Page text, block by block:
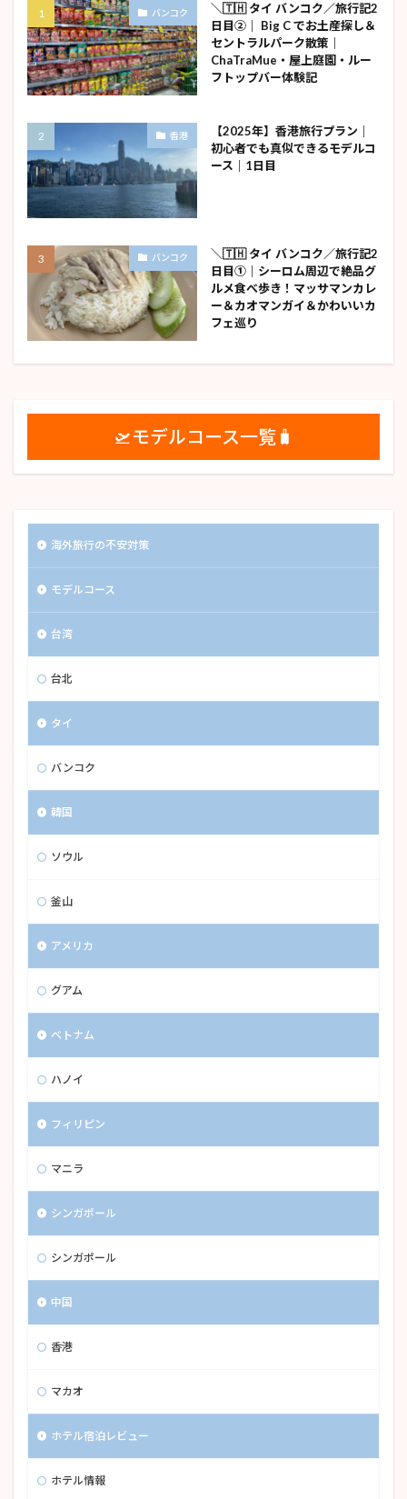
バンコク
＼🇹🇭 タイ バンコク／旅行記2
日目②｜ Big C でお土産探し＆
セントラルパーク散策｜
ChaTraMue・屋上庭園・ルー
フトップバー体験記
香港
【2025年】香港旅行プラン｜
初心者でも真似できるモデルコ
ース｜1日目
バンコク
＼🇹🇭 タイ バンコク／旅行記2
日目①｜シーロム周辺で絶品グ
ルメ食べ歩き！マッサマンカレ
ー＆カオマンガイ＆かわいいカ
フェ巡り
🛫モデルコース一覧🧳
海外旅行の不安対策
モデルコース
台湾
台北
タイ
バンコク
韓国
ソウル
釜山
アメリカ
グアム
ベトナム
ハノイ
フィリピン
マニラ
シンガポール
シンガポール
中国
香港
マカオ
ホテル宿泊レビュー
ホテル情報